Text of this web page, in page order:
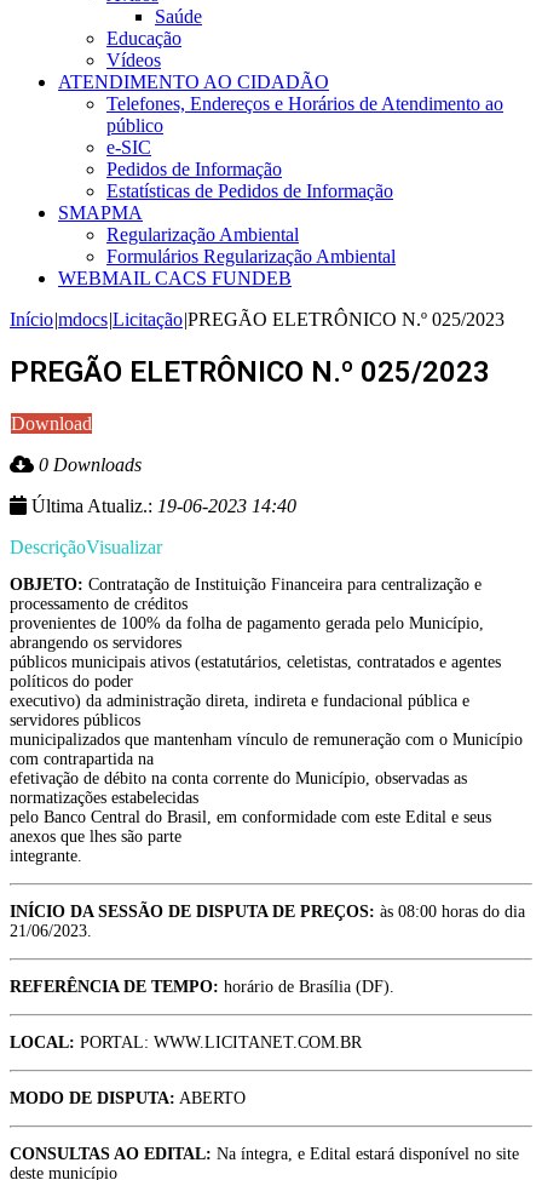
Saúde
Educação
Vídeos
ATENDIMENTO AO CIDADÃO
Telefones, Endereços e Horários de Atendimento ao
público
e-SIC
Pedidos de Informação
Estatísticas de Pedidos de Informação
SMAPMA
Regularização Ambiental
Formulários Regularização Ambiental
WEBMAIL CACS FUNDEB
Início|mdocs|Licitação|PREGÃO ELETRÔNICO N.º 025/2023
PREGÃO ELETRÔNICO N.º 025/2023
Download
0 Downloads
Última Atualiz.: 19-06-2023 14:40
DescriçãoVisualizar
OBJETO: Contratação de Instituição Financeira para centralização e
processamento de créditos
provenientes de 100% da folha de pagamento gerada pelo Município,
abrangendo os servidores
públicos municipais ativos (estatutários, celetistas, contratados e agentes
políticos do poder
executivo) da administração direta, indireta e fundacional pública e
servidores públicos
municipalizados que mantenham vínculo de remuneração com o Município
com contrapartida na
efetivação de débito na conta corrente do Município, observadas as
normatizações estabelecidas
pelo Banco Central do Brasil, em conformidade com este Edital e seus
anexos que lhes são parte
integrante.
INÍCIO DA SESSÃO DE DISPUTA DE PREÇOS: às 08:00 horas do dia
21/06/2023.
REFERÊNCIA DE TEMPO: horário de Brasília (DF).
LOCAL: PORTAL: WWW.LICITANET.COM.BR
MODO DE DISPUTA: ABERTO
CONSULTAS AO EDITAL: Na íntegra, e Edital estará disponível no site
deste município